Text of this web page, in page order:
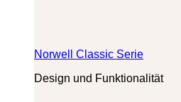
Norwell Classic Serie
Design und Funktionalität